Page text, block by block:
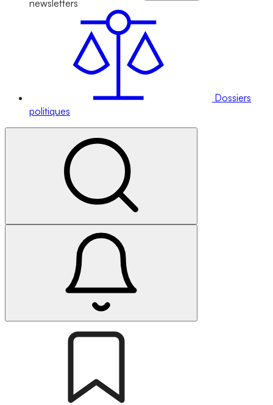
newsletters
Dossiers
politiques